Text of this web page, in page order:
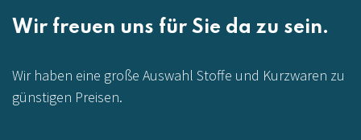
Wir freuen uns für Sie da zu sein.
Wir haben eine große Auswahl Stoffe und Kurzwaren zu
günstigen Preisen.